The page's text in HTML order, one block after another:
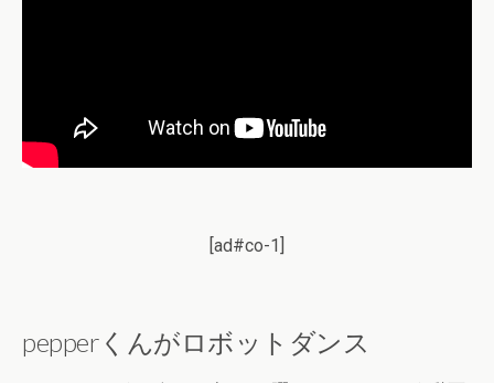
[ad#co-1]
pepperくんがロボットダンス